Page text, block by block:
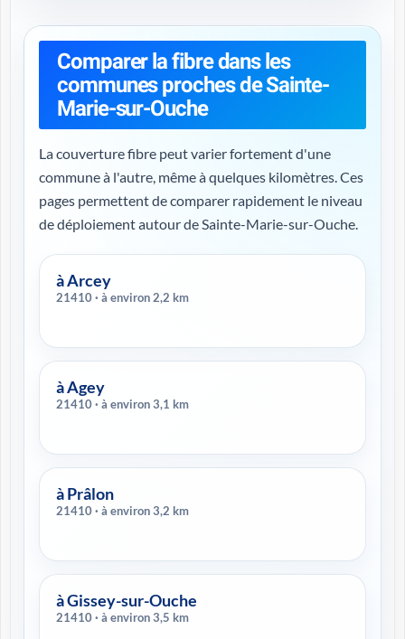
Comparer la fibre dans les
communes proches de Sainte-
Marie-sur-Ouche
La couverture fibre peut varier fortement d'une
commune à l'autre, même à quelques kilomètres. Ces
pages permettent de comparer rapidement le niveau
de déploiement autour de Sainte-Marie-sur-Ouche.
à Arcey
21410 · à environ 2,2 km
à Agey
21410 · à environ 3,1 km
à Prâlon
21410 · à environ 3,2 km
à Gissey-sur-Ouche
21410 · à environ 3,5 km